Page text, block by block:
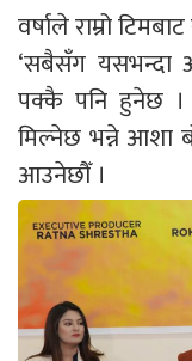
वर्षाले राम्रो
‘सबैसँग यसभन्दा
पक्कै पनि हुनेछ ।
मिल्नेछ भन्ने आशा
आउनेछौँ ।